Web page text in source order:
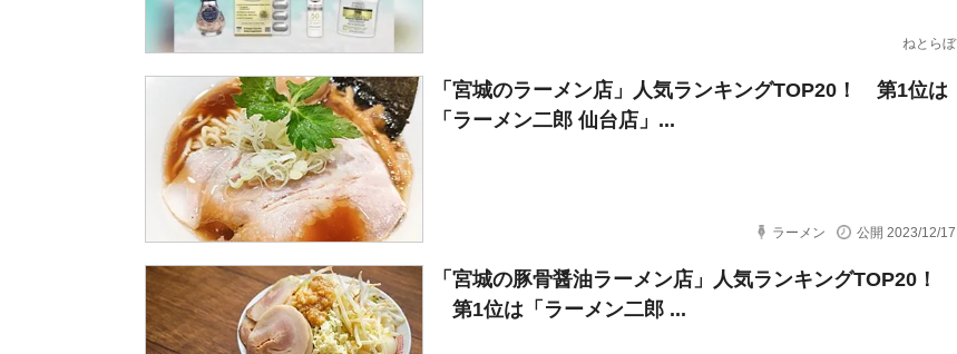
ねとらぼ
「宮城のラーメン店」人気ランキングTOP20！ 第1位は
「ラーメン二郎 仙台店」...
ラーメン 公開 2023/12/17
「宮城の豚骨醤油ラーメン店」人気ランキングTOP20！
第1位は「ラーメン二郎 ...